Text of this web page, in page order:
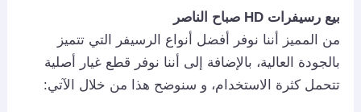
بيع رسيفرات HD صباح الناصر
من المميز أننا نوفر أفضل أنواع الرسيفر التي تتميز
بالجودة العالية، بالإضافة إلى أننا نوفر قطع غيار أصلية
تتحمل كثرة الاستخدام، و سنوضح هذا من خلال الآتي: